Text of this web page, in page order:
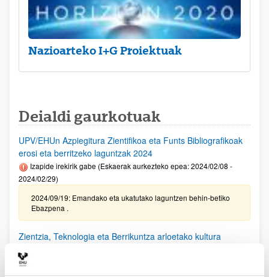
Nazioarteko I+G Proiektuak
Deialdi gaurkotuak
UPV/EHUn Azpiegitura Zientifikoa eta Funts Bibliografikoak
erosi eta berritzeko laguntzak 2024
Izapide irekirik gabe (Eskaerak aurkezteko epea: 2024/02/08 -
2024/02/29)
2024/09/19: Emandako eta ukatutako laguntzen behin-betiko
Ebazpena .
Zientzia, Teknologia eta Berrikuntza arloetako kultura